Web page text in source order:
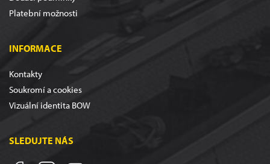
Platební možnosti
INFORMACE
Kontakty
Soukromí a cookies
Vizuální identita BOW
SLEDUJTE NÁS